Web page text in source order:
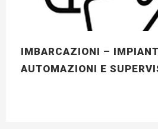
IMBARCAZIONI –
AUTOMAZIONI E